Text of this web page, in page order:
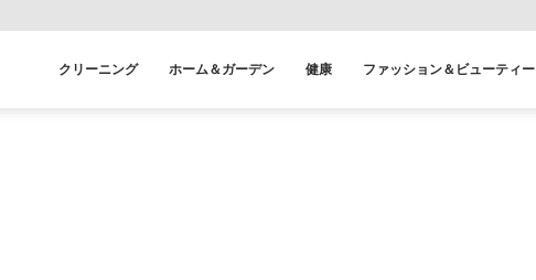
クリーニング ホーム＆ガーデン 健康 ファッション＆ビューティー